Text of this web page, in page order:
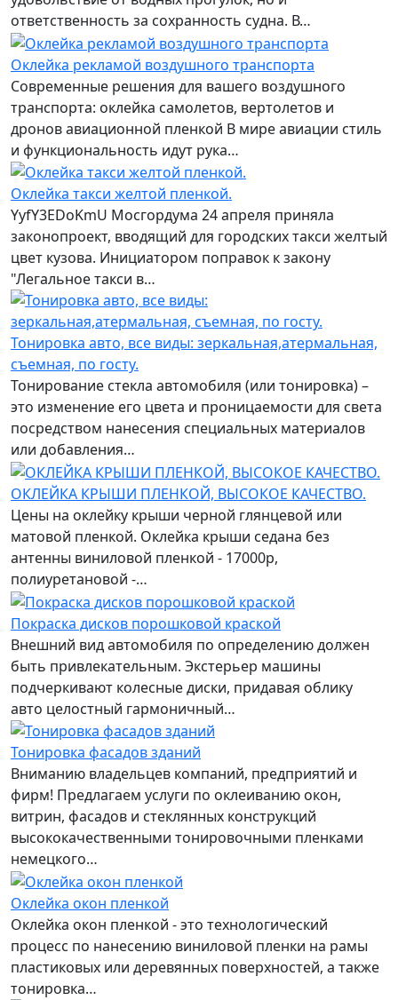
ответственность за сохранность судна. В…
Оклейка рекламой воздушного транспорта
Современные решения для вашего воздушного
транспорта: оклейка самолетов, вертолетов и
дронов авиационной пленкой В мире авиации стиль
и функциональность идут рука…
Оклейка такси желтой пленкой.
YyfY3EDoKmU Мосгордума 24 апреля приняла
законопроект, вводящий для городских такси желтый
цвет кузова. Инициатором поправок к закону
"Легальное такси в…
Тонировка авто, все виды: зеркальная,атермальная,
съемная, по госту.
Тонирование стекла автомобиля (или тонировка) –
это изменение его цвета и проницаемости для света
посредством нанесения специальных материалов
или добавления…
ОКЛЕЙКА КРЫШИ ПЛЕНКОЙ, ВЫСОКОЕ КАЧЕСТВО.
Цены на оклейку крыши черной глянцевой или
матовой пленкой. Оклейка крыши седана без
антенны виниловой пленкой - 17000р,
полиуретановой -…
Покраска дисков порошковой краской
Внешний вид автомобиля по определению должен
быть привлекательным. Экстерьер машины
подчеркивают колесные диски, придавая облику
авто целостный гармоничный…
Тонировка фасадов зданий
Вниманию владельцев компаний, предприятий и
фирм! Предлагаем услуги по оклеиванию окон,
витрин, фасадов и стеклянных конструкций
высококачественными тонировочными пленками
немецкого…
Оклейка окон пленкой
Оклейка окон пленкой - это технологический
процесс по нанесению виниловой пленки на рамы
пластиковых или деревянных поверхностей, а также
тонировка…